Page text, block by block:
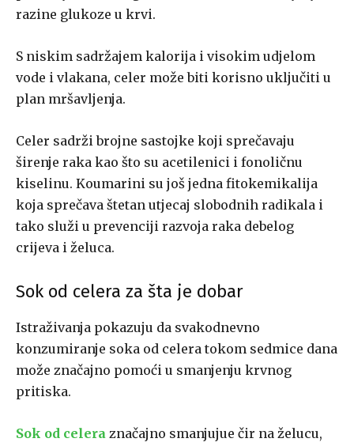
razine glukoze u krvi.
S niskim sadržajem kalorija i visokim udjelom
vode i vlakana, celer može biti korisno uključiti u
plan mršavljenja.
Celer sadrži brojne sastojke koji sprečavaju
širenje raka kao što su acetilenici i fonoličnu
kiselinu. Koumarini su još jedna fitokemikalija
koja sprečava štetan utjecaj slobodnih radikala i
tako služi u prevenciji razvoja raka debelog
crijeva i želuca.
Sok od celera za šta je dobar
Istraživanja pokazuju da svakodnevno
konzumiranje soka od celera tokom sedmice dana
može značajno pomoći u smanjenju krvnog
pritiska.
Sok od celera značajno smanjujue čir na želucu,